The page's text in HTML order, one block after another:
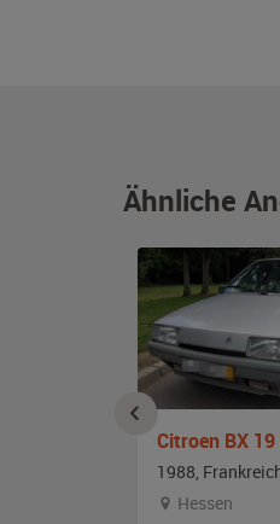
Ähnliche
Citroen BX 19
1988,
Hessen